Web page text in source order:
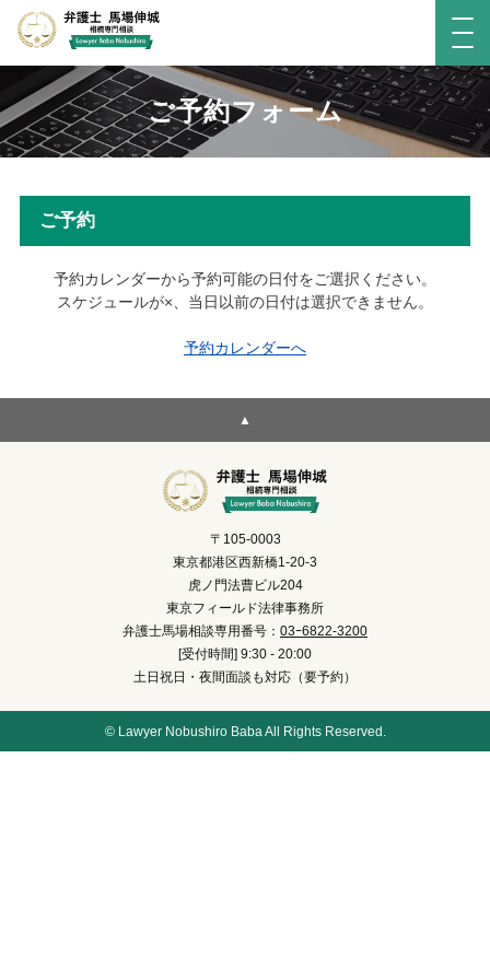
ご予約フォーム
ご予約
予約カレンダーから予約可能の日付をご選択ください。
スケジュールが×、当日以前の日付は選択できません。
予約カレンダーへ
▲
〒105-0003
東京都港区西新橋1-20-3
虎ノ門法曹ビル204
東京フィールド法律事務所
弁護士馬場相談専用番号： 03ｰ6822-3200
[受付時間] 9:30 - 20:00
土日祝日・夜間面談も対応（要予約）
© Lawyer Nobushiro Baba All Rights Reserved.